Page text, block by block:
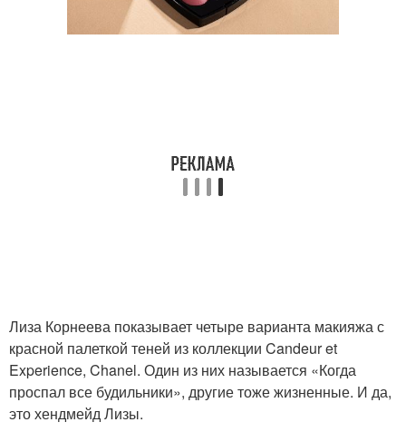
Лиза Корнеева показывает четыре варианта макияжа с
красной палеткой теней из коллекции Candeur et
Experience, Chanel. Один из них называется «Когда
проспал все будильники», другие тоже жизненные. И да,
это хендмейд Лизы.